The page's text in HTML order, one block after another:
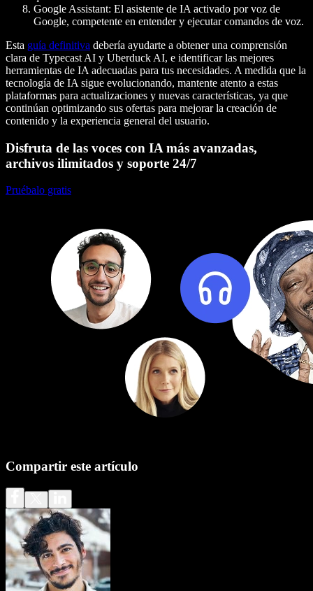
Google Assistant: El asistente de IA activado por voz de
Google, competente en entender y ejecutar comandos de voz.
Esta guía definitiva debería ayudarte a obtener una comprensión
clara de Typecast AI y Uberduck AI, e identificar las mejores
herramientas de IA adecuadas para tus necesidades. A medida que la
tecnología de IA sigue evolucionando, mantente atento a estas
plataformas para actualizaciones y nuevas características, ya que
continúan optimizando sus ofertas para mejorar la creación de
contenido y la experiencia general del usuario.
Disfruta de las voces con IA más avanzadas,
archivos ilimitados y soporte 24/7
Pruébalo gratis
Compartir este artículo